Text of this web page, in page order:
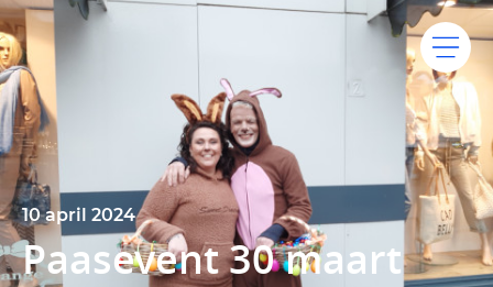
10 april 2024
Paasevent 30 maart